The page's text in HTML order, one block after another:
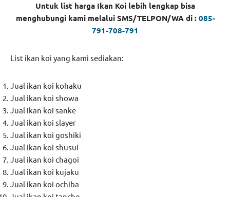
Untuk list harga Ikan Koi lebih lengkap bisa
menghubungi kami melalui SMS/TELPON/WA di : 085-
791-708-791
List ikan koi yang kami sediakan:
Jual ikan koi kohaku
Jual ikan koi showa
Jual ikan koi sanke
Jual ikan koi slayer
Jual ikan koi goshiki
Jual ikan koi shusui
Jual ikan koi chagoi
Jual ikan koi kujaku
Jual ikan koi ochiba